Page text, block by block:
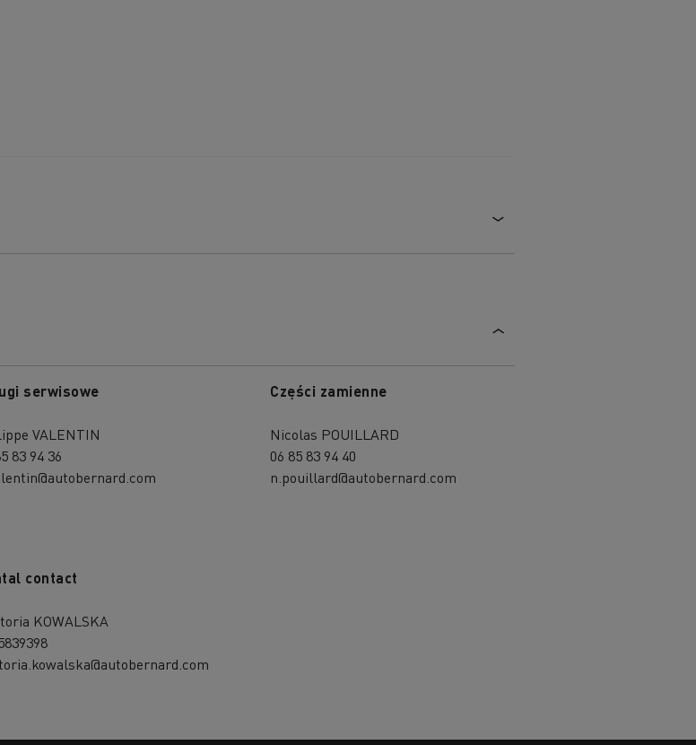
serwisowe
VALENTIN
83 94 36
Części zamienne
Nicolas POUILLARD
06 85 83 94 40
n.pouillard@autobernard.com
contact
KOWALSKA